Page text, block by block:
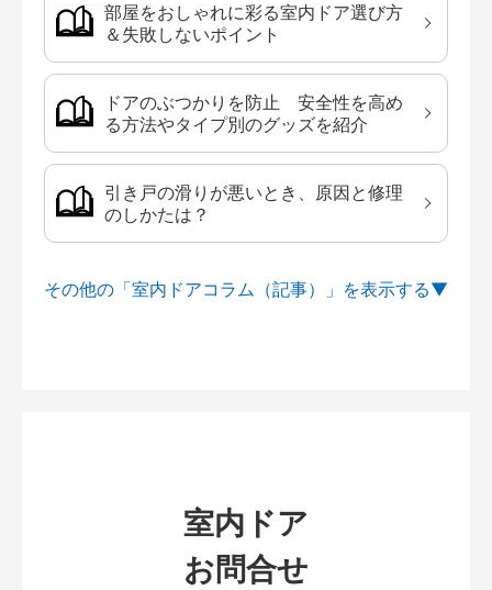
部屋をおしゃれに彩る室内ドア選び方
＆失敗しないポイント
ドアのぶつかりを防止 安全性を高め
る方法やタイプ別のグッズを紹介
引き戸の滑りが悪いとき、原因と修理
のしかたは？
その他の「室内ドアコラム（記事）」を
室内ドア
お問合せ